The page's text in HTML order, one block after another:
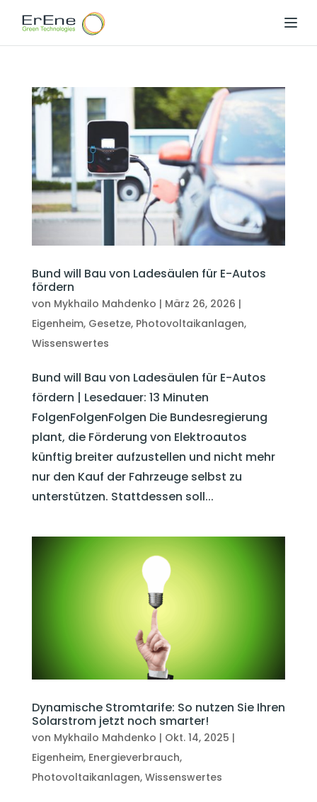
Bund will Bau von Ladesäulen für E-Autos
fördern
von Mykhailo Mahdenko | März 26, 2026 |
Eigenheim, Gesetze, Photovoltaikanlagen,
Wissenswertes
Bund will Bau von Ladesäulen für E-Autos
fördern | Lesedauer: 13 Minuten
FolgenFolgenFolgen Die Bundesregierung
plant, die Förderung von Elektroautos
künftig breiter aufzustellen und nicht mehr
nur den Kauf der Fahrzeuge selbst zu
unterstützen. Stattdessen soll...
Dynamische Stromtarife: So nutzen Sie Ihren
Solarstrom jetzt noch smarter!
von Mykhailo Mahdenko | Okt. 14, 2025 |
Eigenheim, Energieverbrauch,
Photovoltaikanlagen, Wissenswertes